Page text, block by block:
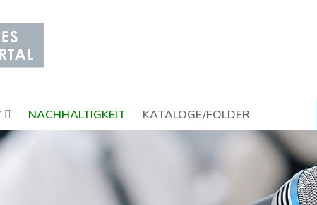
NACHHALTIGKEIT KATALOGE/FOLDER